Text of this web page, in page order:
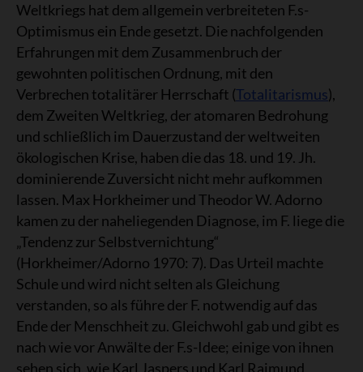
Weltkriegs hat dem allgemein verbreiteten F.s-
Optimismus ein Ende gesetzt. Die nachfolgenden
Erfahrungen mit dem Zusammenbruch der
gewohnten politischen Ordnung, mit den
Verbrechen totalitärer Herrschaft (Totalitarismus),
dem Zweiten Weltkrieg, der atomaren Bedrohung
und schließlich im Dauerzustand der weltweiten
ökologischen Krise, haben die das 18. und 19. Jh.
dominierende Zuversicht nicht mehr aufkommen
lassen. Max Horkheimer und Theodor W. Adorno
kamen zu der naheliegenden Diagnose, im F. liege die
„Tendenz zur Selbstvernichtung“
(Horkheimer/Adorno 1970: 7). Das Urteil machte
Schule und wird nicht selten als Gleichung
verstanden, so als führe der F. notwendig auf das
Ende der Menschheit zu. Gleichwohl gab und gibt es
nach wie vor Anwälte der F.s-Idee; einige von ihnen
sehen sich, wie Karl Jaspers und Karl Raimund